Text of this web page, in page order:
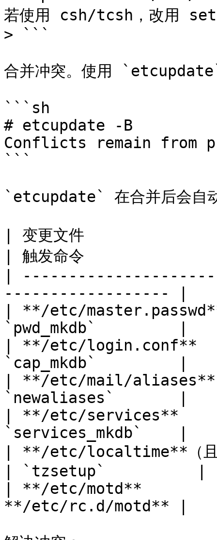
若使用 csh/tcsh，改用
> ```
合并冲突。使用
```sh
# etcupdate -B
Conflicts remain from
```
`etcupdate` 在合并后会自
| 变更文件
| 触发命令
|
------------------ |
| **/etc/
`pwd_mkdb`         |
| **/etc/
`cap_mkdb`         |
| **/etc/mail/
`newaliases`       |
| **/etc/
`services_mkdb`    |
| **/etc/localtime**（
| `tzsetup`          |
| **/etc/motd**
**/etc/rc.d/motd** |